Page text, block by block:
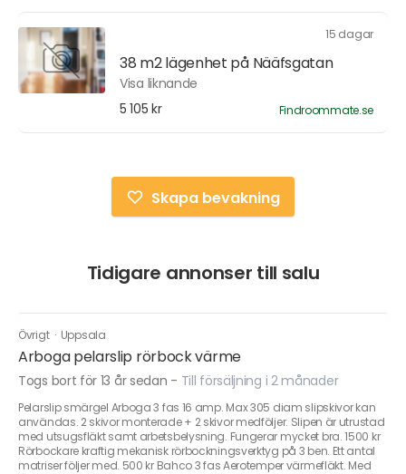
15 dagar
38 m2 lägenhet på Nääfsgatan
Visa liknande
5 105 kr
Findroommate.se
Skapa bevakning
Tidigare annonser till salu
Övrigt · Uppsala
Arboga pelarslip rörbock värme
Togs bort för 13 år sedan - Till försäljning i 2 månader
Pelarslip smärgel Arboga 3 fas 16 amp. Max 305 diam slipskivor kan
användas. 2 skivor monterade + 2 skivor medföljer. Slipen är utrustad
med utsugsfläkt samt arbetsbelysning. Fungerar mycket bra. 1500 kr
Rörbockare kraftig mekanisk rörbockningsverktyg på 3 ben. Ett antal
matriser följer med. 500 kr Bahco 3 fas Aerotemper värmefläkt. Med